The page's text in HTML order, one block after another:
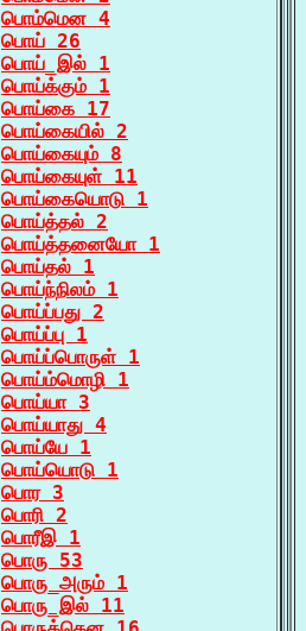
பொம்மென 4
பொய் 26
பொய்_இல் 1
பொய்க்கும் 1
பொய்கை 17
பொய்கையில் 2
பொய்கையும் 8
பொய்கையுள் 11
பொய்கையொடு 1
பொய்த்தல் 2
பொய்த்தனையோ 1
பொய்தல் 1
பொய்ந்நிலம் 1
பொய்ப்பது 2
பொய்ப்பு 1
பொய்ப்பொருள் 1
பொய்ம்மொழி 1
பொய்யா 3
பொய்யாது 4
பொய்யே 1
பொய்யொடு 1
பொர 3
பொரி 2
பொரீஇ 1
பொரு 53
பொரு_அரும் 1
பொரு_இல் 11